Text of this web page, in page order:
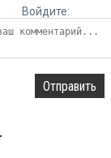
Войдите:
Отправить